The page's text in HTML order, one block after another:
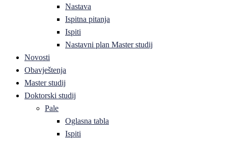
Nastava
Ispitna pitanja
Ispiti
Nastavni plan Master studij
Novosti
Obavještenja
Master studij
Doktorski studij
Pale
Oglasna tabla
Ispiti